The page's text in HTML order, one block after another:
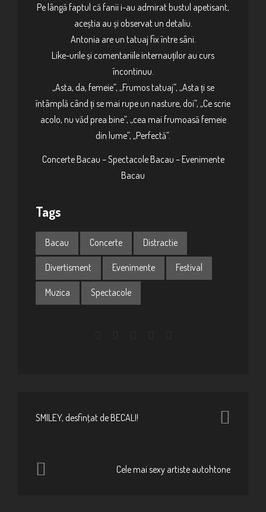
Pe lângă faptul că fanii i-au admirat bustul apetisant,
aceștia au și observat un detaliu.
Antonia are un tatuaj fix între sâni.
Like-urile și comentariile internauților au curs
încontinuu.
„Asta, da, femeie”, „Frumos tatuaj”, „Asta ți se
întâmplă când ți se mai rupe un nasture, doi”, „Ce scrie
acolo, nu văd prea bine”, „cea mai frumoasă femeie
din lume”, „Perfectă”.
Concerte Bacau – Spectacole Bacau – Evenimente
Bacau
Tags
Bacau Concerte Distractie
Divertisment Evenimente Festival
Muzica Spectacole
SMILEY, desfinţat de BECALI!
Cele mai sexy artiste autohtone